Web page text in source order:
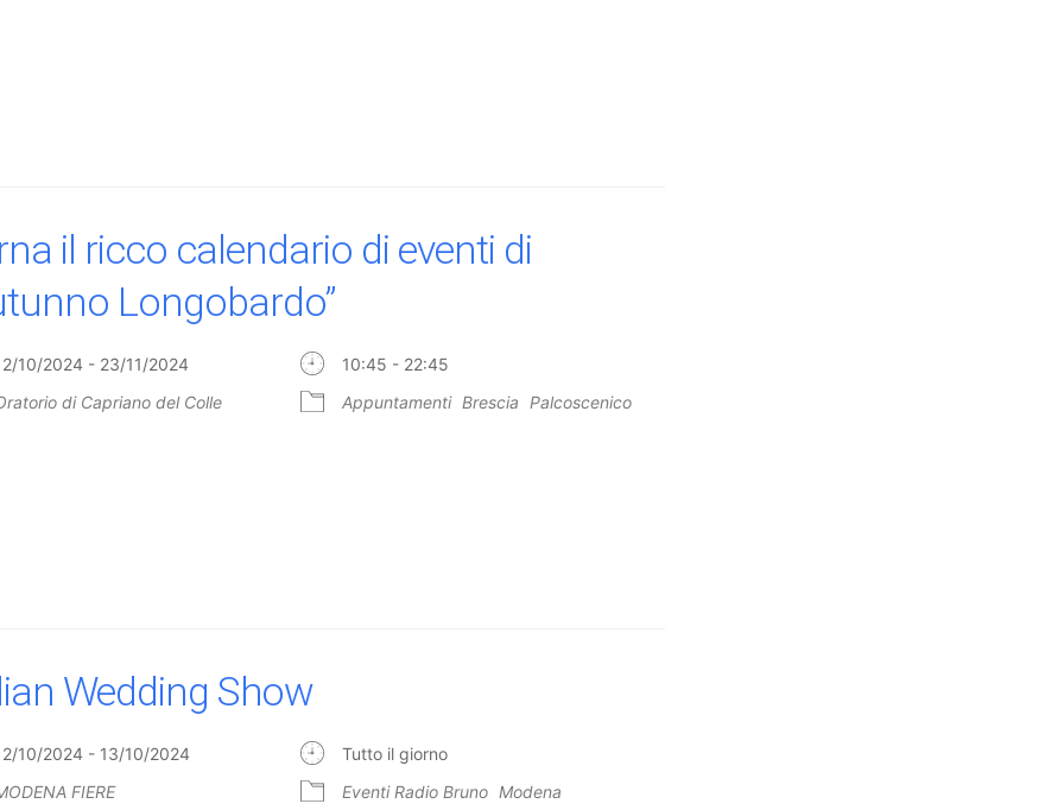
il ricco calendario di eventi di
Longobardo”
10/2024 - 23/11/2024
10:45 - 22:45
di Capriano del Colle
Appuntamenti Brescia Palcoscenico
Wedding Show
10/2024 - 13/10/2024
Tutto il giorno
FIERE
Eventi Radio Bruno Modena